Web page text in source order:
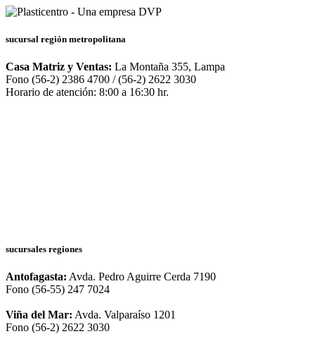
sucursal región metropolitana
Casa Matriz y Ventas: La Montaña 355, Lampa
Fono (56-2) 2386 4700 / (56-2) 2622 3030
Horario de atención: 8:00 a 16:30 hr.
sucursales regiones
Antofagasta: Avda. Pedro Aguirre Cerda 7190
Fono (56-55) 247 7024
Viña del Mar: Avda. Valparaíso 1201
Fono (56-2) 2622 3030